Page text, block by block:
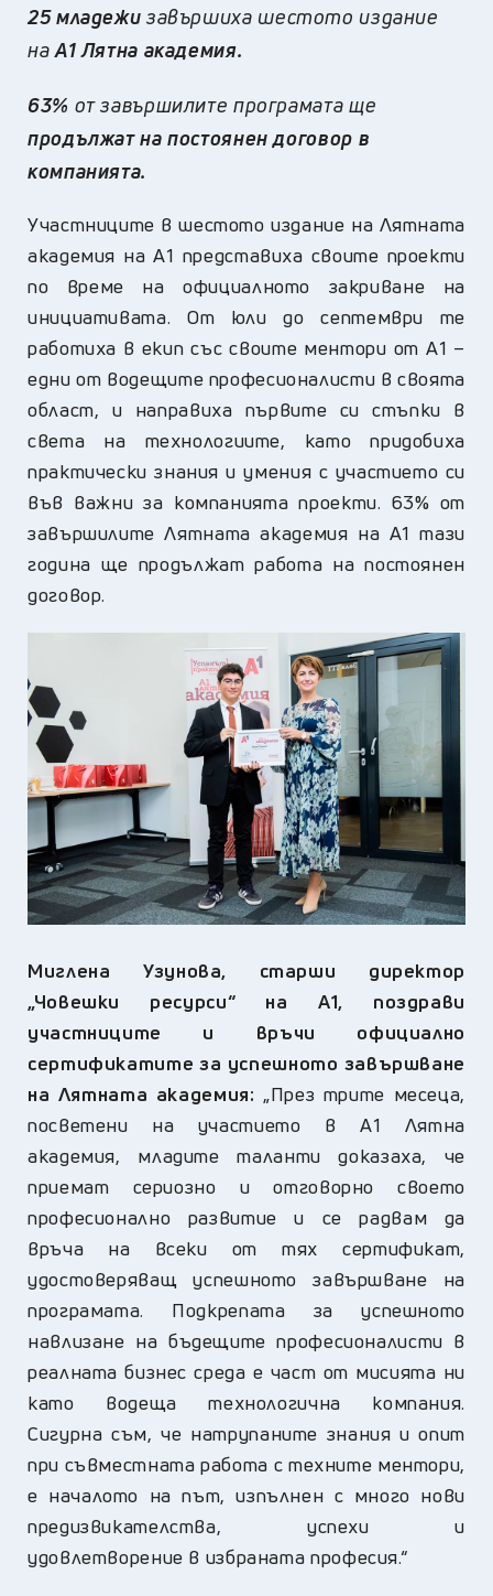
25младежизавършиха шестото издание
наА1 Лятна академия.
63% от завършилите програмата ще
продължат на постоянен договор в
компанията.
Участниците в шестото издание на Лятната
академия на А1 представиха своите проекти
по време на официалното закриване на
инициативата. От юли до септември те
работиха в екип със своите ментори от А1 –
едни от водещите професионалисти в своята
област, и направиха първите си стъпки в
света на технологиите, като придобиха
практически знания и умения с участието си
във важни за компанията проекти. 63% от
завършилите Лятната академия на А1 тази
година ще продължат работа на постоянен
договор.
Миглена Узунова, старши директор
„Човешки ресурси“ на
А1, поздрави
участниците и връчи официално
сертификатите за успешното завършване
на Лятната академия: „През трите месеца,
посветени на участието вА1 Лятна
академия, младите таланти доказаха, че
приемат сериозно и отговорно своето
професионално развитие и се радвам да
връча на всеки от тях сертификат,
удостоверяващ успешното завършване на
програмата. Подкрепата за успешното
навлизане на бъдещите професионалисти в
реалната бизнес среда е част от мисията ни
като водеща технологична компания.
Сигурна съм, че натрупаните знания и опит
при съвместната работа с техните ментори,
е началото на път, изпълнен с много нови
предизвикателства, успехи и
удовлетворение в избраната професия.“